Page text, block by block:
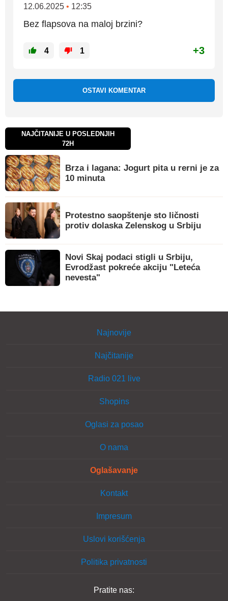
12.06.2025 • 12:35
Bez flapsova na maloj brzini?
4 1 +3
OSTAVI KOMENTAR
NAJČITANIJE U POSLEDNJIH
72H
Brza i lagana: Jogurt pita u rerni je za
10 minuta
Protestno saopštenje sto ličnosti
protiv dolaska Zelenskog u Srbiju
Novi Skaj podaci stigli u Srbiju,
Evrodžast pokreće akciju "Leteća
nevesta"
Najnovije
Najčitanije
Radio 021 live
Shopins
Oglasi za posao
O nama
Oglašavanje
Kontakt
Impresum
Uslovi korišćenja
Politika privatnosti
Pratite nas: